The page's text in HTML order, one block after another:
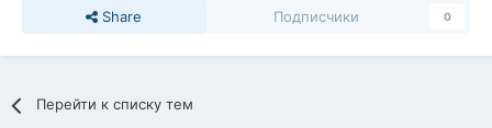
Share Подписчики 0
Перейти к списку тем